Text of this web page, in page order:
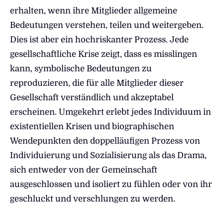
erhalten, wenn ihre Mitglieder allgemeine
Bedeutungen verstehen, teilen und weitergeben.
Dies ist aber ein hochriskanter Prozess. Jede
gesellschaftliche Krise zeigt, dass es misslingen
kann, symbolische Bedeutungen zu
reproduzieren, die für alle Mitglieder dieser
Gesellschaft verständlich und akzeptabel
erscheinen. Umgekehrt erlebt jedes Individuum in
existentiellen Krisen und biographischen
Wendepunkten den doppelläufigen Prozess von
Individuierung und Sozialisierung als das Drama,
sich entweder von der Gemeinschaft
ausgeschlossen und isoliert zu fühlen oder von ihr
geschluckt und verschlungen zu werden.